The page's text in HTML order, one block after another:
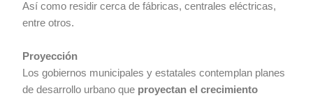
Así como residir cerca de fábricas, centrales eléctricas,
entre otros.
Proyección
Los gobiernos municipales y estatales contemplan planes
de desarrollo urbano que proyectan el crecimiento